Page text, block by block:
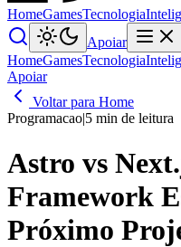
HomeGamesTecnologia
Apoiar
HomeGamesTecnologia
Apoiar
Voltar para Home
Programacao|5 min de leitura
Astro vs
Framework
Próximo